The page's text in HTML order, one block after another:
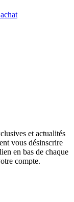
et actualités
vous désinscrire
en bas de chaque
compte.